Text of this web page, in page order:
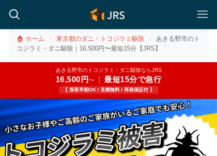
🏠 ホーム › 東京都のダニ・トコジラミ駆除 ›
あきる野市のト
コジラミ・ダニ駆除｜16,500円〜最短15分【JRS】
あきる野市のトコジラミ・ダニ駆除ならJRS
16,500円〜 最短15分で急行
【 深夜早朝OK / 見積無料 / 再発保証付 】